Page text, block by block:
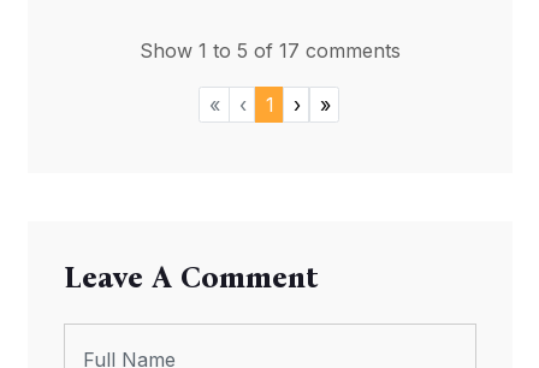
Show 1 to 5 of 17 comments
« ‹ 1 › »
Leave A Comment